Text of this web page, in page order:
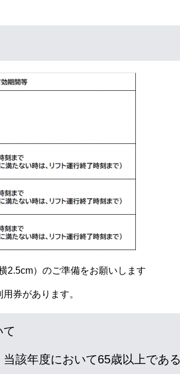
）のご準備をお願いします
券があります。
て
該年度において65歳以上である